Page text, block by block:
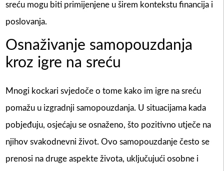
sreću mogu biti primijenjene u širem kontekstu financija i
poslovanja.
Osnaživanje samopouzdanja
kroz igre na sreću
Mnogi kockari svjedoče o tome kako im igre na sreću
pomažu u izgradnji samopouzdanja. U situacijama kada
pobjeđuju, osjećaju se osnaženo, što pozitivno utječe na
njihov svakodnevni život. Ovo samopouzdanje često se
prenosi na druge aspekte života, uključujući osobne i